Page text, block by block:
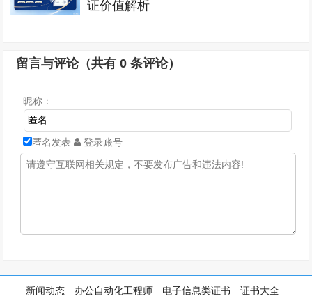
证价值解析
留言与评论（共有0 条评论）
昵称：
匿名发表 登录账号
新闻动态 办公自动化工程师 电子信息类证书 证书大全